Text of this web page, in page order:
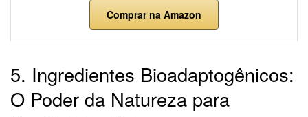
Comprar na Amazon
5. Ingredientes Bioadaptogênicos:
O Poder da Natureza para